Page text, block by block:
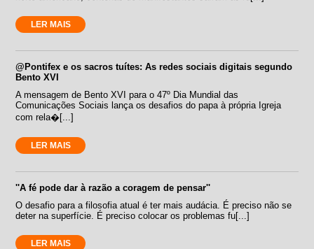
LER MAIS
@Pontifex e os sacros tuítes: As redes sociais digitais segundo
Bento XVI
A mensagem de Bento XVI para o 47º Dia Mundial das
Comunicações Sociais lança os desafios do papa à própria Igreja
com rela�[...]
LER MAIS
''A fé pode dar à razão a coragem de pensar''
O desafio para a filosofia atual é ter mais audácia. É preciso não se
deter na superfície. É preciso colocar os problemas fu[...]
LER MAIS